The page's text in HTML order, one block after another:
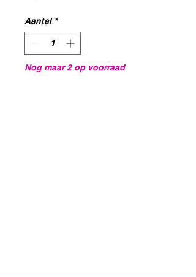
Aantal *
Nog maar 2 op voorraad